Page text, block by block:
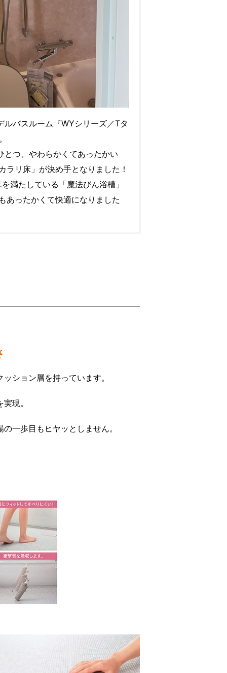
ルバスルーム『WYシリーズ／Tタ
とつ、やわらかくてあったかい
ラリ床」が決め手となりました！
満たしている「魔法びん浴槽」
あったかくて快適になりました
ション層を持っています。
現。
一歩目もヒヤッとしません。